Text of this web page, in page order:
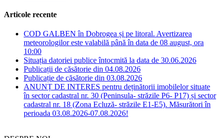
Articole recente
COD GALBEN în Dobrogea și pe litoral. Avertizarea
meteorologilor este valabilă până în data de 08 august, ora
10:00
Situația datoriei publice întocmită la data de 30.06.2026
Publicații de căsătorie din 04.08.2026
Publicație de căsătorie din 03.08.2026
ANUNȚ DE INTERES pentru deținătorii imobilelor situate
în sector cadastral nr. 30 (Peninsula- străzile P6- P17) și sector
cadastral nr. 18 (Zona Ecluză- străzile E1-E5). Măsurători în
perioada 03.08.2026-07.08.2026!